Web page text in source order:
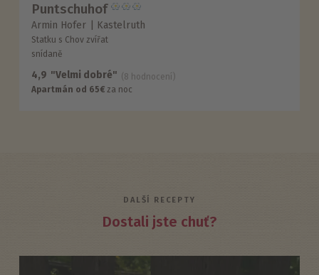
Puntschuhof
Armin Hofer Kastelruth
Statku s Chov zvířat
snídaně
4,9 "Velmi dobré" (8 hodnocení)
Apartmán od 65€ za noc
DALŠÍ RECEPTY
Dostali jste chuť?